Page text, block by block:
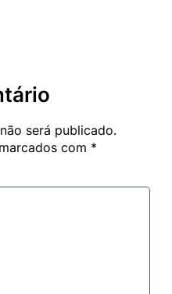
será publicado.
com *